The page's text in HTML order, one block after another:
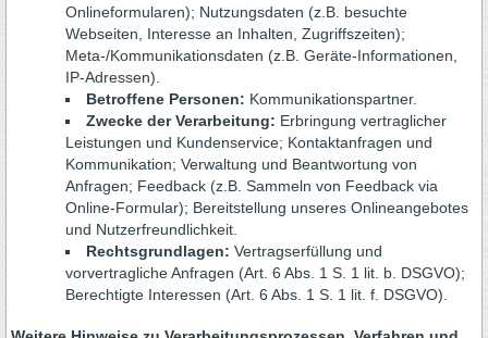
Onlineformularen); Nutzungsdaten (z.B. besuchte
Webseiten, Interesse an Inhalten, Zugriffszeiten);
Meta-/Kommunikationsdaten (z.B. Geräte-Informationen,
IP-Adressen).
Betroffene Personen: Kommunikationspartner.
Zwecke der Verarbeitung: Erbringung vertraglicher
Leistungen und Kundenservice; Kontaktanfragen und
Kommunikation; Verwaltung und Beantwortung von
Anfragen; Feedback (z.B. Sammeln von Feedback via
Online-Formular); Bereitstellung unseres Onlineangebotes
und Nutzerfreundlichkeit.
Rechtsgrundlagen: Vertragserfüllung und
vorvertragliche Anfragen (Art. 6 Abs. 1 S. 1 lit. b. DSGVO);
Berechtigte Interessen (Art. 6 Abs. 1 S. 1 lit. f. DSGVO).